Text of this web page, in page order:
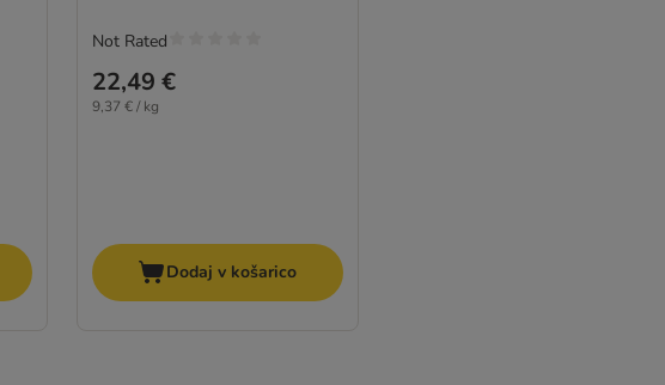
22,49 €
9,37 € / kg
Not Rated
Dodaj v košarico